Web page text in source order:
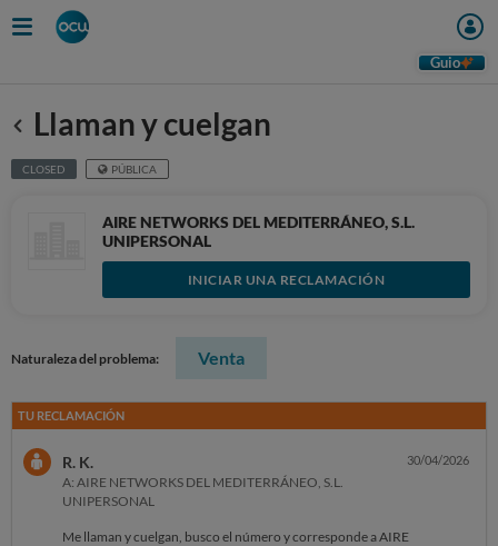
Guio
Anterior
Llaman y cuelgan
CLOSED PÚBLICA
AIRE NETWORKS DEL MEDITERRÁNEO, S.L.
UNIPERSONAL
INICIAR UNA RECLAMACIÓN
Naturaleza del problema: Venta
TU RECLAMACIÓN
R. K.
A: AIRE NETWORKS DEL MEDITERRÁNEO, S.L.
UNIPERSONAL
30/04/2026
Me llaman y cuelgan, busco el número y corresponde a AIRE